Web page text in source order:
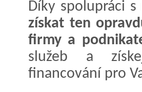
Díky spolupráci
získat ten
firmy a
služeb a
financování pro